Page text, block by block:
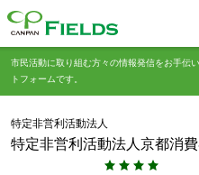
市民活動に取り組む方々の情報発信をお手伝
トフォームです。
特定非営利活動法人
特定非営利活動法人京都消